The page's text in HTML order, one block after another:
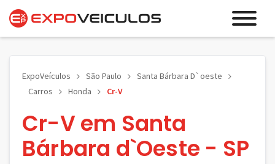
ExpoVeículos São Paulo
Santa Bárbara D`oeste
Carros
Honda Cr-V
Cr-V em Santa
Bárbara d`Oeste - SP